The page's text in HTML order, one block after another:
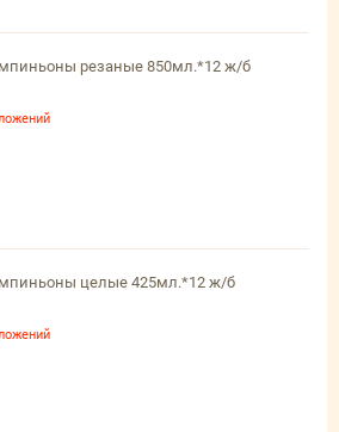
резаные 850мл.*12 ж/б
целые 425мл.*12 ж/б